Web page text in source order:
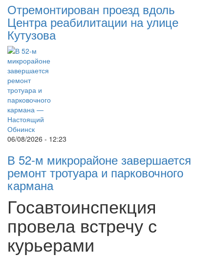
Отремонтирован проезд вдоль
Центра реабилитации на улице
Кутузова
06/08/2026 - 12:23
В 52-м микрорайоне завершается
ремонт тротуара и парковочного
кармана
Госавтоинспекция
провела встречу с
курьерами